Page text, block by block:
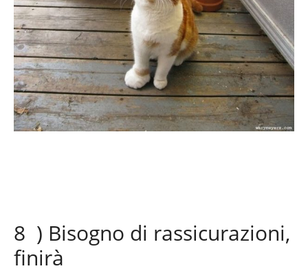
8 ) Bisogno di rassicurazioni,
finirà